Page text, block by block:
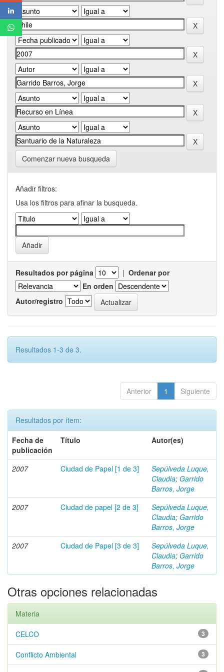
Comenzar nueva busqueda
Añadir filtros:
Usa los filtros para afinar la busqueda.
Resultados por página | Ordenar por
En orden
Autor/registro
Resultados 1-3 de 3.
Anterior 1 Siguiente
Resultados por ítem:
Fecha de
publicación
Título Autor(es)
2007 Ciudad de Papel [1 de 3]
Sepúlveda Luque,
Claudia; Garrido
Barros, Jorge
2007
Ciudad de papel [2 de 3]
Sepúlveda Luque,
Claudia; Garrido
Barros, Jorge
2007
Ciudad de Papel [3 de 3]
Sepúlveda Luque,
Claudia; Garrido
Barros, Jorge
Otras opciones relacionadas
Materia
3
CELCO
3
Conflicto Ambiental